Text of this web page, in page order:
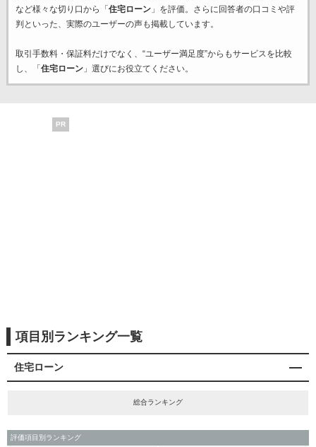
など様々な切り口から「 住宅ローン」を評価。さらに回答者の口コミや評
判といった、実際のユーザーの声も掲載しています。
取引手数料・保証料だけでなく、“ユーザー満足度”からもサービスを比較
し、「 住宅ローン」選びにお役立てください。
PR
項目別ランキング一覧
住宅ローン
総合ランキング
評価項目別ランキング